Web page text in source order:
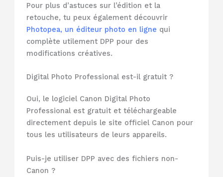
Pour plus d’astuces sur l’édition et la
retouche, tu peux également découvrir
Photopea, un éditeur photo en ligne qui
complète utilement DPP pour des
modifications créatives.
Digital Photo Professional est-il gratuit ?
Oui, le logiciel Canon Digital Photo
Professional est gratuit et téléchargeable
directement depuis le site officiel Canon pour
tous les utilisateurs de leurs appareils.
Puis-je utiliser DPP avec des fichiers non-
Canon ?